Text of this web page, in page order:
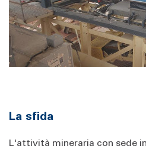
La sfida
L'attività mineraria con sede